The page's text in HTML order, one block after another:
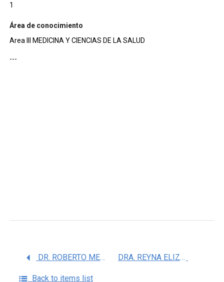
1
Área de conocimiento
Area III MEDICINA Y CIENCIAS DE LA SALUD
---
DR. ROBERTO MEDINA SANTILLAN DRA. REYNA ELIZABETH BARBOSA CABRERA
Back to items list